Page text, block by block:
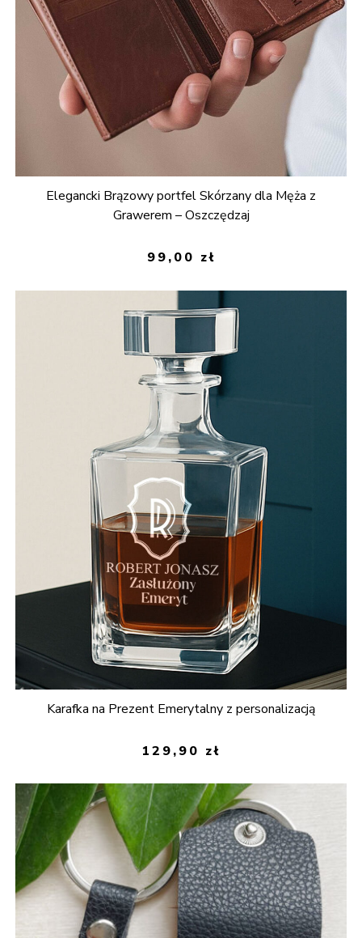
Elegancki Brązowy portfel Skórzany dla Męża z
Grawerem – Oszczędzaj
99,00 zł
Karafka na Prezent Emerytalny z personalizacją
129,90 zł